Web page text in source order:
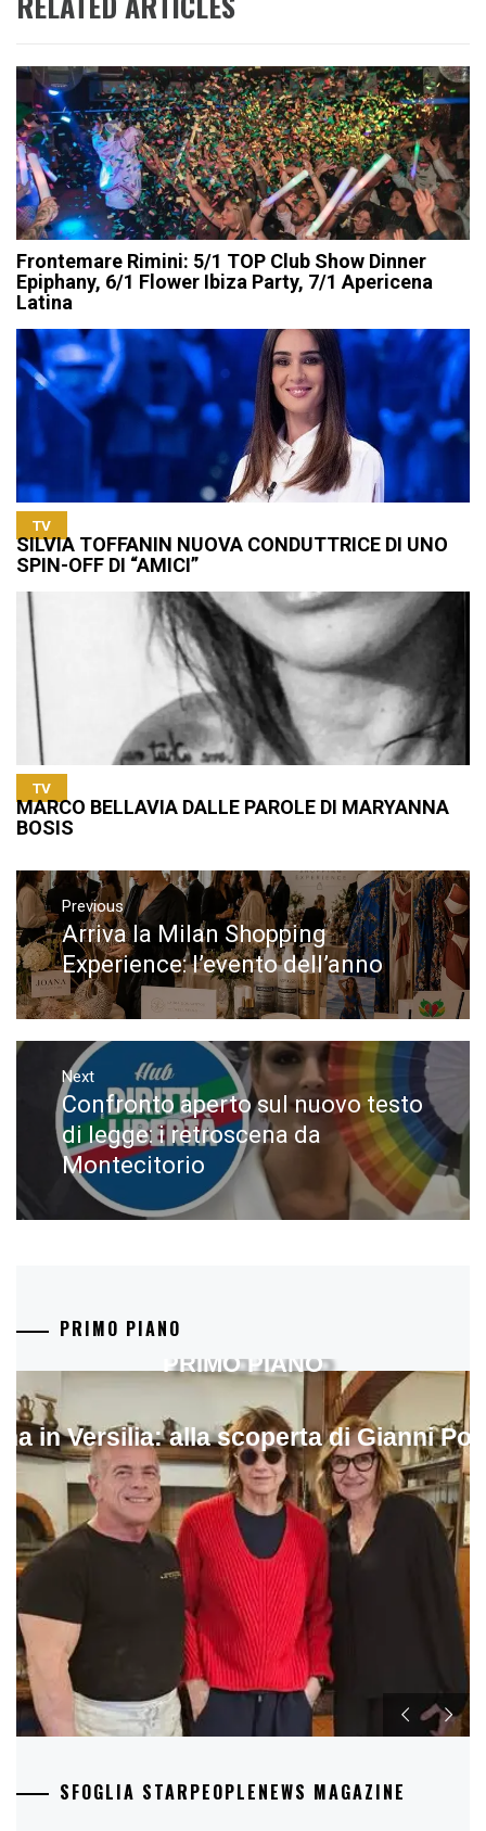
Frontemare Rimini: 5/1 TOP Club Show Dinner
Epiphany, 6/1 Flower Ibiza Party, 7/1 Apericena
Latina
TV
SILVIA TOFFANIN NUOVA CONDUTTRICE DI UNO
SPIN-OFF DI “AMICI”
TV
MARCO BELLAVIA DALLE PAROLE DI MARYANNA
BOSIS
Navigazione
articoli
Previous
Previous
post:
Arriva la Milan Shopping
Experience: l’evento dell’anno
Next
Next
post:
Confronto aperto sul nuovo testo
di legge: i retroscena da
Montecitorio
PRIMO PIANO
in Versilia: alla scoperta di Gianni
PRIMO PIANO
SFOGLIA STARPEOPLENEWS MAGAZINE